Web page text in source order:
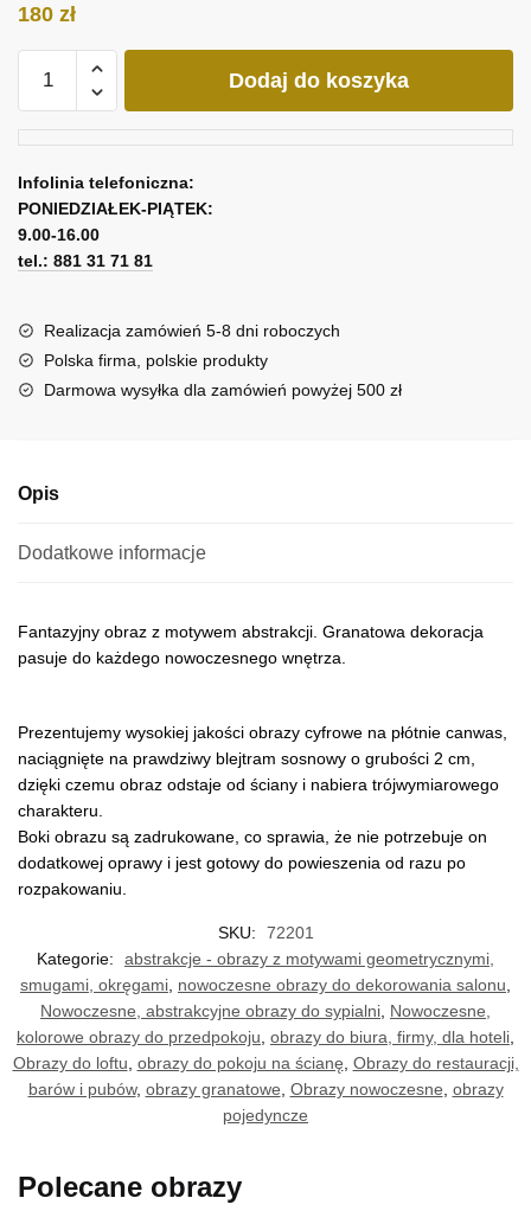
180 zł
Nowoczesny
abstrakcją
Dodaj do koszyka
Infolinia telefoniczna:
PONIEDZIAŁEK-PIĄTEK:
9.00-16.00
tel.: 881 31 71 81
Realizacja zamówień 5-8 dni roboczych
Polska firma, polskie produkty
Darmowa wysyłka dla zamówień powyżej 500 zł
Opis
Dodatkowe informacje
Fantazyjny obraz z motywem abstrakcji. Granatowa dekoracja
pasuje do każdego nowoczesnego wnętrza.
Prezentujemy wysokiej jakości obrazy cyfrowe na płótnie canwas,
naciągnięte na prawdziwy blejtram sosnowy o grubości 2 cm,
dzięki czemu obraz odstaje od ściany i nabiera trójwymiarowego
charakteru.
Boki obrazu są zadrukowane, co sprawia, że nie potrzebuje on
dodatkowej oprawy i jest gotowy do powieszenia od razu po
rozpakowaniu.
SKU:
72201
Kategorie:
abstrakcje - obrazy z motywami geometrycznymi,
smugami, okręgami nowoczesne obrazy do dekorowania salonu
Nowoczesne, abstrakcyjne obrazy do sypialni Nowoczesne,
kolorowe obrazy do przedpokoju obrazy do biura, firmy, dla hoteli
Obrazy do loftu obrazy do pokoju na ścianę Obrazy do restauracji,
barów i pubów, obrazy granatowe Obrazy nowoczesne obrazy
pojedyncze
Polecane obrazy